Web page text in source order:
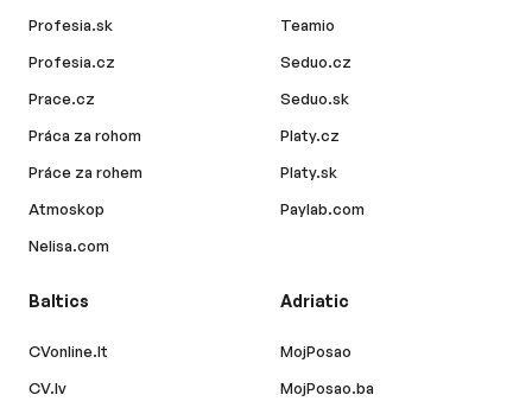
Profesia.sk
Profesia.cz
Prace.cz
Práca za rohom
Práce za rohem
Atmoskop
Nelisa.com
Teamio
Seduo.cz
Seduo.sk
Platy.cz
Platy.sk
Paylab.com
Baltics
CVonline.lt
CV.lv
Adriatic
MojPosao
MojPosao.ba